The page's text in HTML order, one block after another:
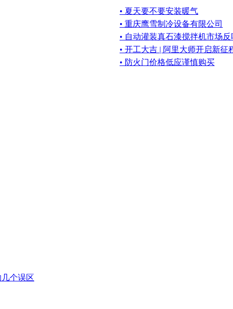
• 夏天要不要安装暖气
• 重庆鹰雪制冷设备有限公司
• 自动灌装真石漆搅拌机市场反
• 开工大吉 | 阿里大师开启新征
• 防火门价格低应谨慎购买